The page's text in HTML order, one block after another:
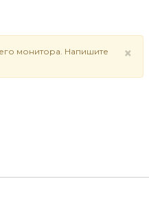
×
монитора. Напишите